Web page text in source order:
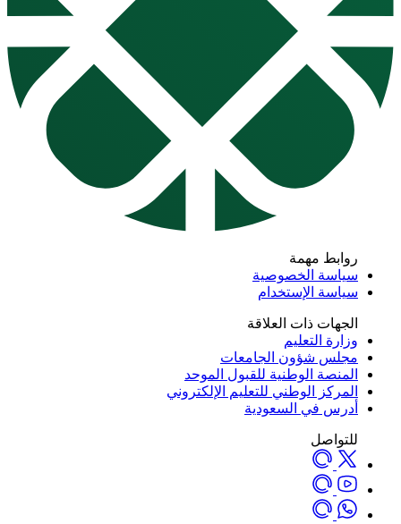
روابط مهمة
سياسة الخصوصية
سياسة الإستخدام
الجهات ذات العلاقة
وزارة التعليم
مجلس شؤون الجامعات
المنصة الوطنية للقبول الموحد
المركز الوطني للتعليم الإلكتروني
أدرس في السعودية
للتواصل